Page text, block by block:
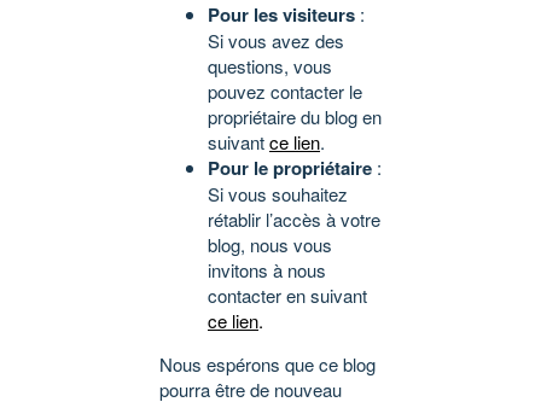
Pour les visiteurs :
Si vous avez des
questions, vous
pouvez contacter le
propriétaire du blog en
suivantce lien.
Pour le propriétaire :
Si vous souhaitez
rétablir l’accès à votre
blog, nous vous
invitons à nous
contacter en suivant
ce lien.
Nous espérons que ce blog
pourra être de nouveau